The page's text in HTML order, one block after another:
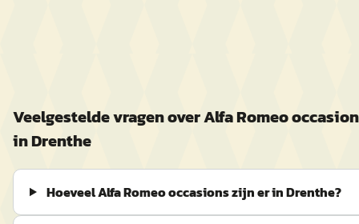
Veelgestelde vragen overAlfa Romeo
inDrenthe
Hoeveel Alfa Romeo occasions zijn er in Drenthe?